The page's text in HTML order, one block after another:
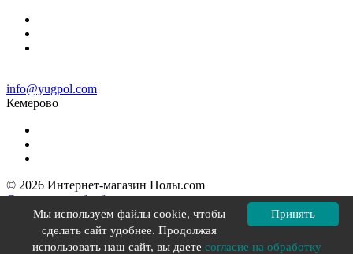
info@yugpol.com
Кемерово
© 2026 Интернет-магазин Полы.com
Согласие на обработку персональных данных
Политика конфиденциальности
Политика в отношении файлов cookie
Разработка сайта YOU-X
Принять
Мы используем файлы cookie, чтобы
сделать сайт удобнее. Продолжая
использовать наш сайт, вы даете согласие на обработку